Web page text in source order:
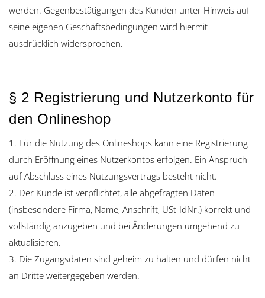
werden. Gegenbestätigungen des Kunden unter Hinweis auf
seine eigenen Geschäftsbedingungen wird hiermit
ausdrücklich widersprochen.
§ 2 Registrierung und Nutzerkonto für
den Onlineshop
1. Für die Nutzung des Onlineshops kann eine Registrierung
durch Eröffnung eines Nutzerkontos erfolgen. Ein Anspruch
auf Abschluss eines Nutzungsvertrags besteht nicht.
2. Der Kunde ist verpflichtet, alle abgefragten Daten
(insbesondere Firma, Name, Anschrift, USt-IdNr.) korrekt und
vollständig anzugeben und bei Änderungen umgehend zu
aktualisieren.
3. Die Zugangsdaten sind geheim zu halten und dürfen nicht
an Dritte weitergegeben werden.